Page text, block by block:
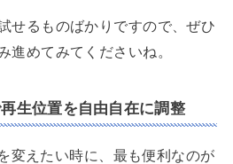
せるものばかりですので、ぜひ
進めてみてくださいね。
生位置を自由自在に調整
変えたい時に、最も便利なのが